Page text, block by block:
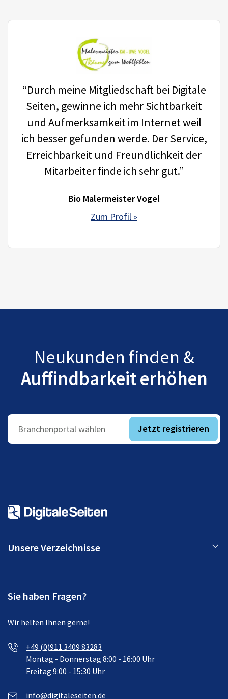
“Durch meine Mitgliedschaft bei Digitale
Seiten, gewinne ich mehr Sichtbarkeit
und Aufmerksamkeit im Internet weil
ich besser gefunden werde. Der Service,
Erreichbarkeit und Freundlichkeit der
Mitarbeiter finde ich sehr gut.”
Bio Malermeister Vogel
Zum Profil »
Neukunden finden &
Auffindbarkeit erhöhen
Branchenportal wählen Jetzt registrieren
Unsere Verzeichnisse
Sie haben Fragen?
Wir helfen Ihnen gerne!
+49 (0)911 3409 83283
Montag - Donnerstag 8:00 - 16:00 Uhr
Freitag 9:00 - 15:30 Uhr
info@digitaleseiten.de